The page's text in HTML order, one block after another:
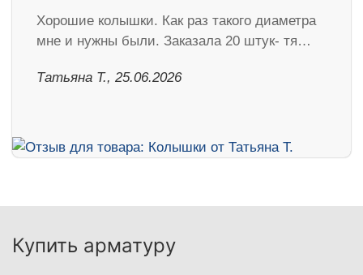
Хорошие колышки. Как раз такого диаметра
мне и нужны были. Заказала 20 штук- тя…
Татьяна Т., 25.06.2026
Купить арматуру